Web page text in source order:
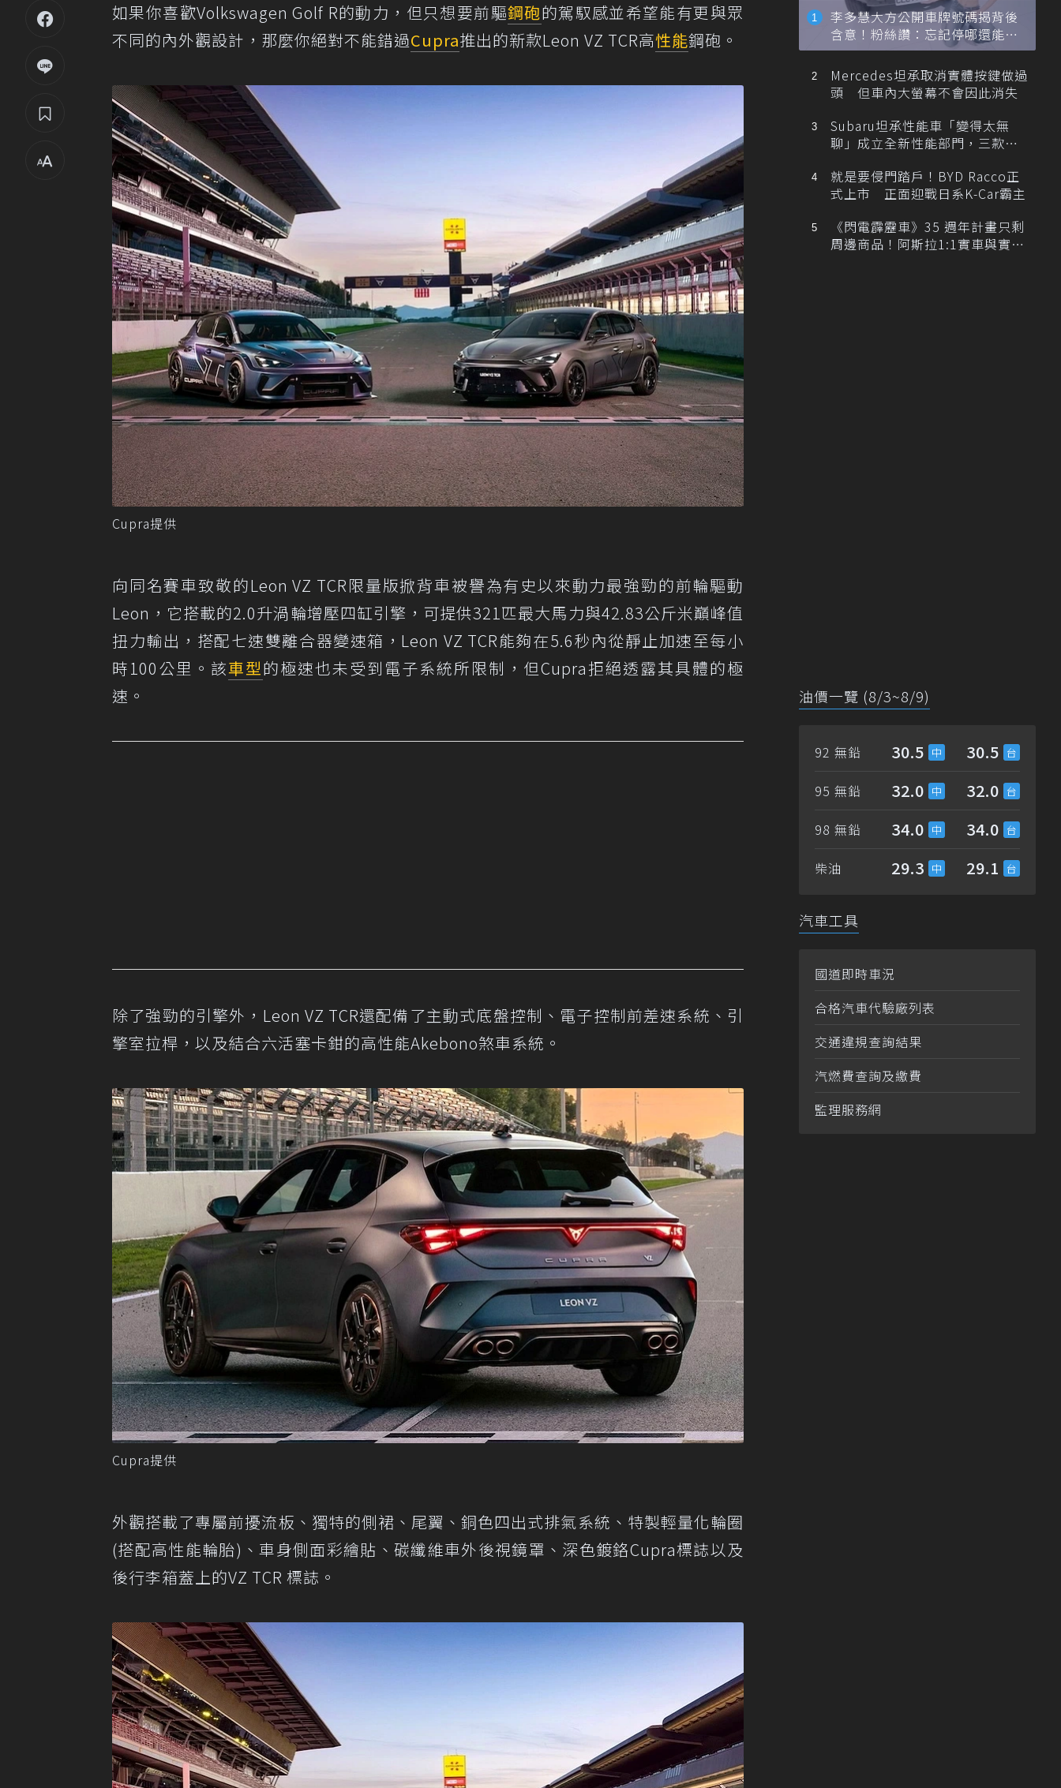
如果你喜歡Volkswagen Golf R的動力，但只想要前驅鋼砲的駕馭感並希望能有更與眾
不同的內外觀設計，那麼你絕對不能錯過Cupra推出的新款Leon VZ TCR高性能鋼砲。
Cupra提供
向同名賽車致敬的Leon VZ TCR限量版掀背車被譽為有史以來動力最強勁的前輪驅動
Leon，它搭載的2.0升渦輪增壓四缸引擎，可提供321匹最大馬力與42.83公斤米巔峰值
扭力輸出，搭配七速雙離合器變速箱，Leon VZ TCR能夠在5.6秒內從靜止加速至每小
時100公里。該車型的極速也未受到電子系統所限制，但Cupra拒絕透露其具體的極
速。
除了強勁的引擎外，Leon VZ TCR還配備了主動式底盤控制、電子控制前差速系統、引
擎室拉桿，以及結合六活塞卡鉗的高性能Akebono煞車系統。
Cupra提供
外觀搭載了專屬前擾流板、獨特的側裙、尾翼、銅色四出式排氣系統、特製輕量化輪圈
(搭配高性能輪胎)、車身側面彩繪貼、碳纖維車外後視鏡罩、深色鍍鉻Cupra標誌以及
後行李箱蓋上的VZ TCR 標誌。
李多慧大方公開車牌號碼揭背後
含意！粉絲讚：忘記停哪還能幫
忙找車
Mercedes坦承取消實體按鍵做過
頭 但車內大螢幕不會因此消失
Subaru坦承性能車「變得太無
聊」成立全新性能部門，三款手
就是要侵門踏戶！BYD Racco正
式上市 正面迎戰日系K-Car霸主
《閃電霹靂車》35 週年計畫只剩
周邊商品！阿斯拉1:1實車與實體
油價一覽 (8/3~8/9)
92 無鉛 30.5 30.5
95 無鉛 32.0 32.0
98 無鉛 34.0 34.0
柴油 29.3 29.1
汽車工具
國道即時車況
合格汽車代驗廠列表
交通違規查詢結果
汽燃費查詢及繳費
監理服務網